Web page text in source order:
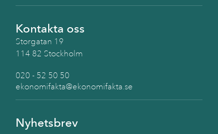
Kontakta oss
Storgatan 19
114 82 Stockholm
020 - 52 50 50
ekonomifakta@ekonomifakta.se
Nyhetsbrev